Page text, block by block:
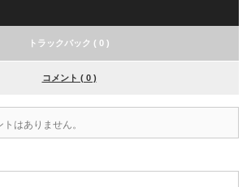
トラックバック ( 0 )
コメント ( 0 )
はありません。